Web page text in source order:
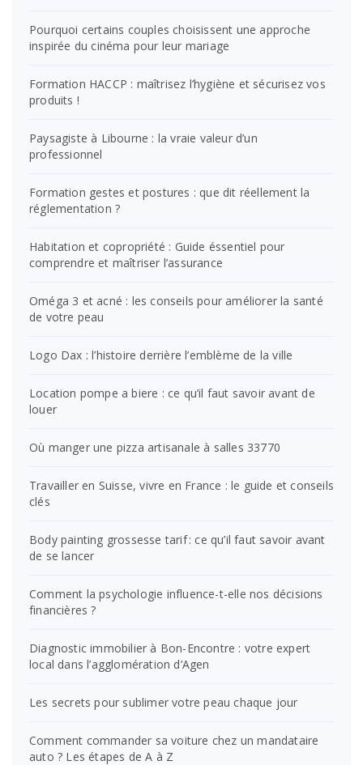
Pourquoi certains couples choisissent une approche
inspirée du cinéma pour leur mariage
Formation HACCP : maîtrisez l’hygiène et sécurisez vos
produits !
Paysagiste à Libourne : la vraie valeur d’un
professionnel
Formation gestes et postures : que dit réellement la
réglementation ?
Habitation et copropriété : Guide éssentiel pour
comprendre et maîtriser l’assurance
Oméga 3 et acné : les conseils pour améliorer la santé
de votre peau
Logo Dax : l’histoire derrière l’emblème de la ville
Location pompe a biere : ce qu’il faut savoir avant de
louer
Où manger une pizza artisanale à salles 33770
Travailler en Suisse, vivre en France : le guide et conseils
clés
Body painting grossesse tarif : ce qu’il faut savoir avant
de se lancer
Comment la psychologie influence-t-elle nos décisions
financières ?
Diagnostic immobilier à Bon-Encontre : votre expert
local dans l’agglomération d’Agen
Les secrets pour sublimer votre peau chaque jour
Comment commander sa voiture chez un mandataire
auto ? Les étapes de A à Z